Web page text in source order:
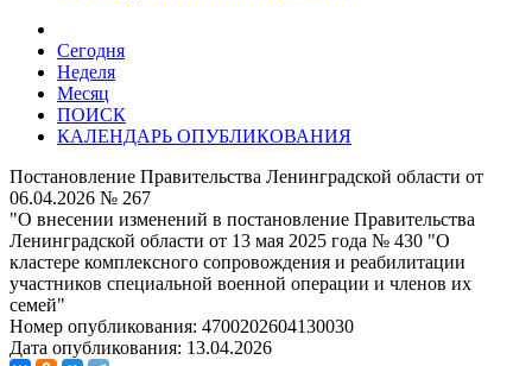
Сегодня
Неделя
Месяц
ПОИСК
КАЛЕНДАРЬ ОПУБЛИКОВАНИЯ
Постановление Правительства Ленинградской области от
06.04.2026 № 267
"О внесении изменений в постановление Правительства
Ленинградской области от 13 мая 2025 года № 430 "О
кластере комплексного сопровождения и реабилитации
участников специальной военной операции и членов их
семей"
Номер опубликования: 4700202604130030
Дата опубликования: 13.04.2026